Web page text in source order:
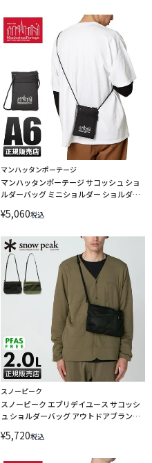
マンハッタンポーテージ
マンハッタンポーテージ サコッシュ ショ
ルダーバッグ ミニショルダー ショルダー
¥5,060税込
スノーピーク
スノーピーク エブリデイユース サコッシ
ュ ショルダーバッグ アウトドアブランド
25SU40500019
¥5,720税込